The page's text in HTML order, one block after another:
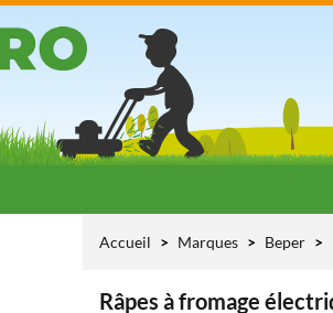
Accueil Marques Beper
Râpes à fromage